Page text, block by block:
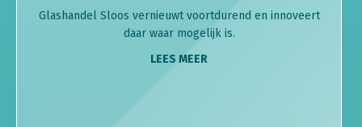
Glashandel Sloos vernieuwt voortdurend en innoveert
daar waar mogelijk is.
LEES MEER